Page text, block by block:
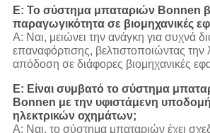
Ε: Το σύστημα μπαταριών Bonnen
παραγωγικότητα σε βιομηχανικές
Α: Ναι, μειώνει την ανάγκη για συχνά
επαναφόρτισης, βελτιστοποιώντας την
απόδοση σε διάφορες βιομηχανικές
Ε: Είναι συμβατό το σύστημα
Bonnen με την υφιστάμενη
ηλεκτρικών οχημάτων;
Α: Ναι, το σύστημα μπαταριών έχει